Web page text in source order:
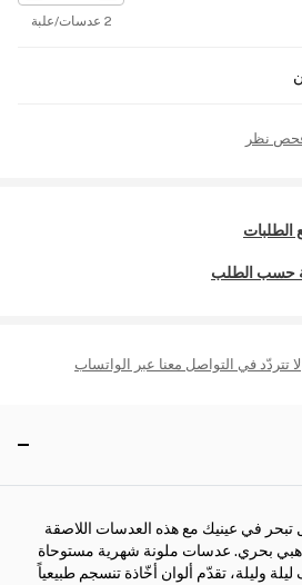
2 عدسات/علبة
نظر
حسب الطلب
لا تتردّد في التواصل معنا عبر الواتساب
في عينيك مع هذه العدسات اللاصقة
ذهبي بحري. عدسات ملونة شهرية مستوحاة
وليلة، تقدّم ألوان أخّاذة تنسجم طبيعياً